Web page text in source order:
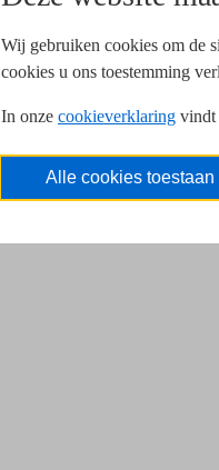
Wij gebruiken cookies om de
cookies u ons toestemming
In onze cookieverklaring vindt
Alle cookies toestaan